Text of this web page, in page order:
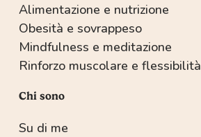
Alimentazione e nutrizione
Obesità e sovrappeso
Mindfulness e meditazione
Rinforzo muscolare e flessibilità
Chi sono
Su di me